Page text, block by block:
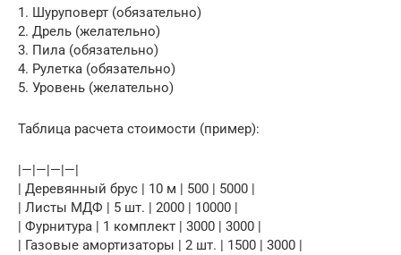
1. Шуруповерт (обязательно)
2. Дрель (желательно)
3. Пила (обязательно)
4. Рулетка (обязательно)
5. Уровень (желательно)
Таблица расчета стоимости (пример):
|—|—|—|—|
| Деревянный брус | 10 м | 500 | 5000 |
| Листы МДФ | 5 шт. | 2000 | 10000 |
| Фурнитура | 1 комплект | 3000 | 3000 |
| Газовые амортизаторы | 2 шт. | 1500 | 3000 |